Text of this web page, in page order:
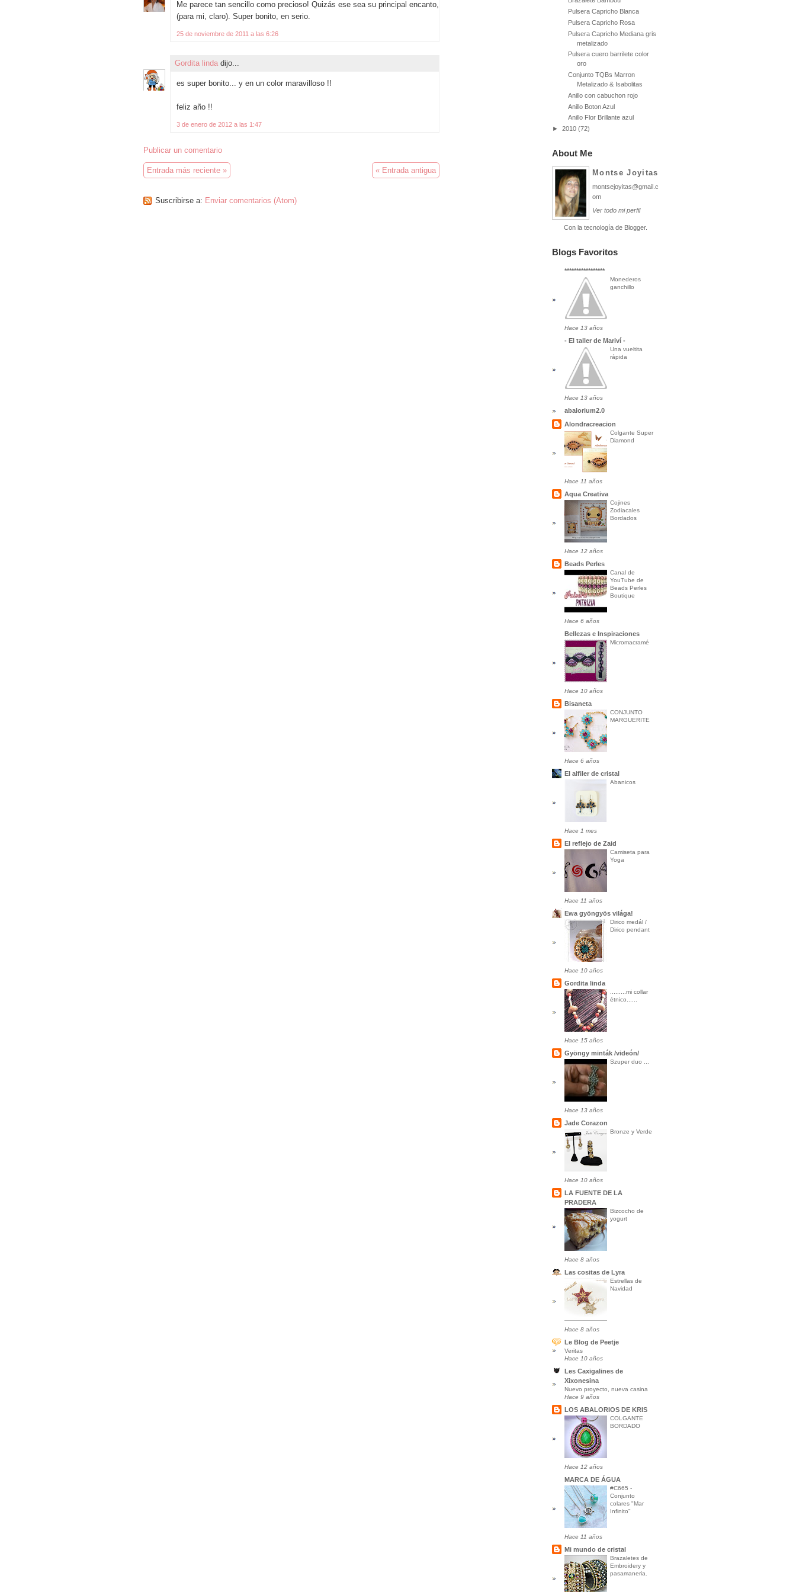
Me parece tan sencillo como precioso! Quizás ese sea su principal encanto,
(para mi, claro). Super bonito, en serio.
25 de noviembre de 2011 a las 6:26
Gordita linda dijo...
es super bonito... y en un color maravilloso !!
feliz año !!
3 de enero de 2012 a las 1:47
Publicar un comentario
Entrada más reciente » « Entrada antigua
Suscribirse a: Enviar comentarios (Atom)
Pulsera Capricho Blanca
Pulsera Capricho Rosa
Pulsera Capricho Mediana gris
metalizado
Pulsera cuero barrilete color
oro
Conjunto TQBs Marron
Metalizado & Isabolitas
Anillo con cabuchon rojo
Anillo Boton Azul
Anillo Flor Brillante azul
► 2010 (72)
About Me
Montse Joyitas
montsejoyitas@gmail.c
om
Ver todo mi perfil
Con la tecnología de Blogger.
Blogs Favoritos
*****************
Monederos
ganchillo
Hace 13 años
- El taller de Mariví -
Una vueltita
rápida
Hace 13 años
abalorium2.0
Alondracreacion
Colgante Super
Diamond
Hace 11 años
Aqua Creativa
Cojines
Zodiacales
Bordados
Hace 12 años
Beads Perles
Canal de
YouTube de
Beads Perles
Boutique
Hace 6 años
Bellezas e Inspiraciones
Micromacramé
Hace 10 años
Bisaneta
CONJUNTO
MARGUERITE
Hace 6 años
El alfiler de cristal
Abanicos
Hace 1 mes
El reflejo de Zaid
Camiseta para
Yoga
Hace 11 años
Ewa gyöngyös világa!
Dirico medál /
Dirico pendant
Hace 10 años
Gordita linda
.........mi collar
étnico......
Hace 15 años
Gyöngy minták /videón/
Szuper duo ...
Hace 13 años
Jade Corazon
Bronze y Verde
Hace 10 años
LA FUENTE DE LA
PRADERA
Bizcocho de
yogurt
Hace 8 años
Las cositas de Lyra
Estrellas de
Navidad
Hace 8 años
Le Blog de Peetje
Veritas
Hace 10 años
Les Caxigalines de
Xixonesina
Nuevo proyecto, nueva casina
Hace 9 años
LOS ABALORIOS DE KRIS
COLGANTE
BORDADO
Hace 12 años
MARCA DE ÁGUA
#C665 -
Conjunto
colares "Mar
Infinito"
Hace 11 años
Mi mundo de cristal
Brazaletes de
Embroidery y
pasamaneria.